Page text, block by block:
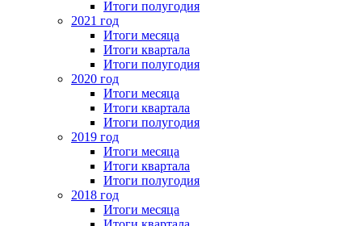
Итоги полугодия
2021 год
Итоги месяца
Итоги квартала
Итоги полугодия
2020 год
Итоги месяца
Итоги квартала
Итоги полугодия
2019 год
Итоги месяца
Итоги квартала
Итоги полугодия
2018 год
Итоги месяца